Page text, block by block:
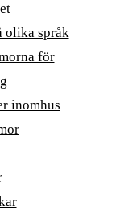
olika språk
för
inomhus